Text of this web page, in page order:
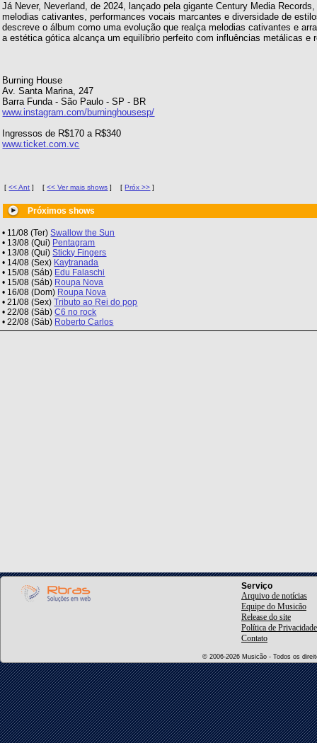
Já Never, Neverland, de 2024, lançado pela gigante Century Media
melodias cativantes, performances vocais marcantes e diversidade de
descreve o álbum como uma evolução que realça melodias cativantes e
a estética gótica alcança um equilíbrio perfeito com influências metálicas e
Burning House
Av. Santa Marina, 247
Barra Funda - São Paulo - SP - BR
www.instagram.com/burninghousesp/
Ingressos de R$170 a R$340
www.ticket.com.vc
[<< Ant ] [<< Ver mais shows ] [Próx >> ]
Próximos shows
• 11/08 (Ter)Swallow the Sun
• 13/08 (Qui) Pentagram
• 13/08 (Qui)Sticky Fingers
• 14/08 (Sex) Kaytranada
• 15/08 (Sáb) Edu Falaschi
• 15/08 (Sáb) Roupa Nova
• 16/08 (Dom) Roupa Nova
• 21/08 (Sex)Tributo ao Rei do pop
• 22/08 (Sáb)C6 no rock
• 22/08 (Sáb) Roberto Carlos
Serviço
Arquivo de notícias
Equipe do Musicão
Release do site
Política de Privacidade
Contato
© 2006-2026 Musicão - Todos os